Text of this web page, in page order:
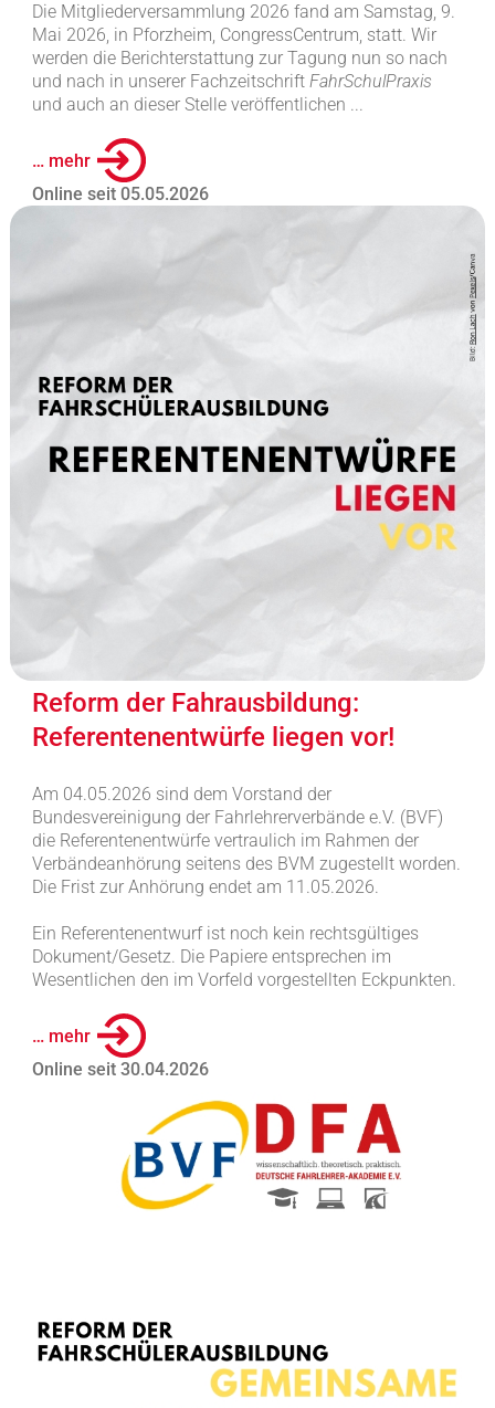
Die Mitgliederversammlung 2026 fand am Samstag, 9.
Mai 2026, in Pforzheim, CongressCentrum, statt. Wir
werden die Berichterstattung zur Tagung nun so nach
und nach in unserer Fachzeitschrift FahrSchulPraxis
und auch an dieser Stelle veröffentlichen ...
… mehr
Online seit 05.05.2026
Reform der Fahrausbildung:
Referentenentwürfe liegen vor!
Am 04.05.2026 sind dem Vorstand der
Bundesvereinigung der Fahrlehrerverbände e.V. (BVF)
die Referentenentwürfe vertraulich im Rahmen der
Verbändeanhörung seitens des BVM zugestellt worden.
Die Frist zur Anhörung endet am 11.05.2026.
Ein Referentenentwurf ist noch kein rechtsgültiges
Dokument/Gesetz. Die Papiere entsprechen im
Wesentlichen den im Vorfeld vorgestellten Eckpunkten.
… mehr
Online seit 30.04.2026